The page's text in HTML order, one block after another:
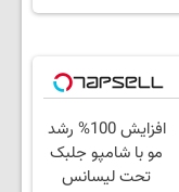
افزایش 100% رشد
مو با شامپو جلبک
تحت لیسانس